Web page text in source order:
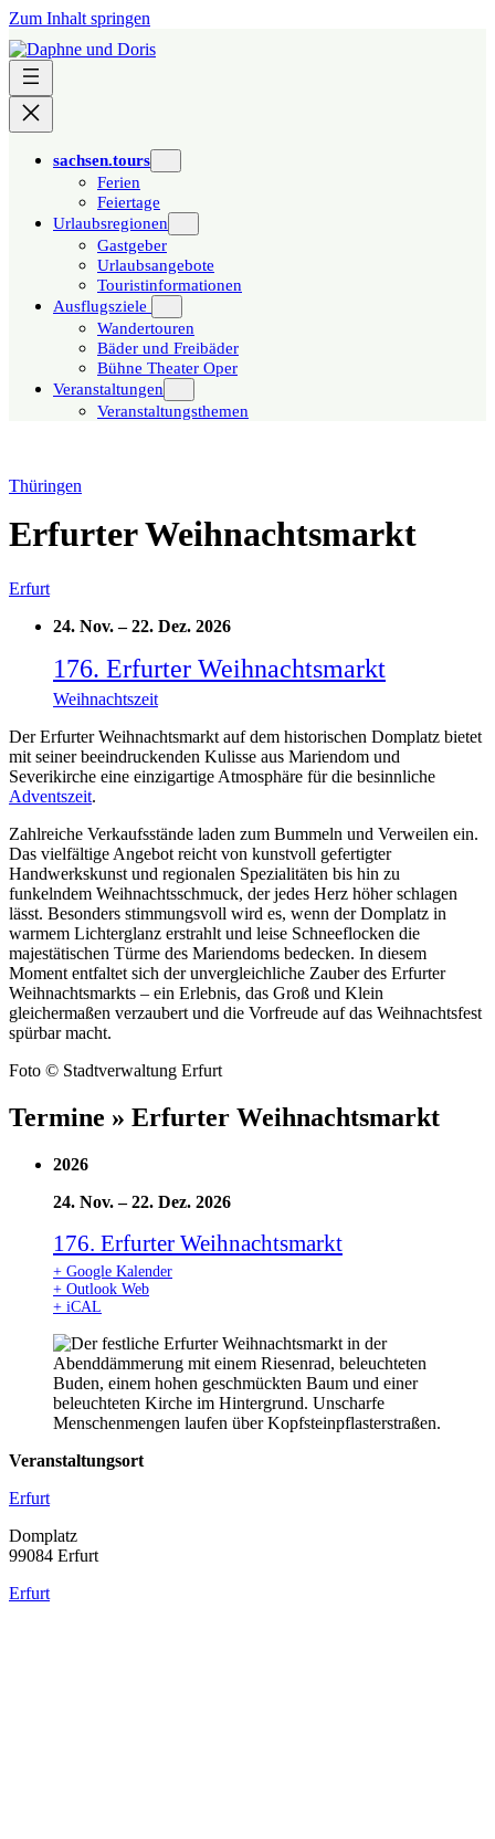
Zum Inhalt springen
sachsen.tours
Ferien
Feiertage
Urlaubsregionen
Gastgeber
Urlaubsangebote
Touristinformationen
Ausflugsziele
Wandertouren
Bäder und Freibäder
Bühne Theater Oper
Veranstaltungen
Veranstaltungsthemen
Thüringen
Erfurter Weihnachtsmarkt
Erfurt
24. Nov.–22. Dez. 2026
176. Erfurter Weihnachtsmarkt
Weihnachtszeit
Der Erfurter Weihnachtsmarkt auf dem historischen Domplatz bietet
mit seiner beeindruckenden Kulisse aus Mariendom und
Severikirche eine einzigartige Atmosphäre für die besinnliche
Adventszeit.
Zahlreiche Verkaufsstände laden zum Bummeln und Verweilen ein.
Das vielfältige Angebot reicht von kunstvoll gefertigter
Handwerkskunst und regionalen Spezialitäten bis hin zu
funkelndem Weihnachtsschmuck, der jedes Herz höher schlagen
lässt. Besonders stimmungsvoll wird es, wenn der Domplatz in
warmem Lichterglanz erstrahlt und leise Schneeflocken die
majestätischen Türme des Mariendoms bedecken. In diesem
Moment entfaltet sich der unvergleichliche Zauber des Erfurter
Weihnachtsmarkts – ein Erlebnis, das Groß und Klein
gleichermaßen verzaubert und die Vorfreude auf das Weihnachtsfest
spürbar macht.
Foto © Stadtverwaltung Erfurt
Termine » Erfurter Weihnachtsmarkt
2026
24. Nov.–22. Dez. 2026
176. Erfurter Weihnachtsmarkt
+ Google Kalender
+ Outlook Web
+ iCAL
Veranstaltungsort
Erfurt
Domplatz
99084 Erfurt
Erfurt